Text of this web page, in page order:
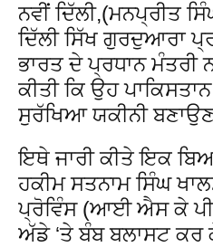
ਨਵੀਂ ਦਿੱਲੀ,(ਮਨਪ੍ਰੀਤ
ਦਿੱਲੀ ਸਿੱਖ ਗੁਰਦੁਆਰਾ
ਭਾਰਤ ਦੇ ਪ੍ਰਧਾਨ
ਕੀਤੀ ਕਿ ਉਹ
ਸੁਰੱਖਿਆ ਯਕੀਨੀ
ਇਥੇ ਜਾਰੀ ਕੀਤੇ ਇਕ
ਹਕੀਮ ਸਤਨਾਮ ਸਿੰਘ
ਪ੍ਰੋਵਿੰਸ (ਆਈ ਐਸ ਕੇ
ਅੱਡੇ ‘ਤੇ ਬੰਬ ਬਲਾਸਟ ਕਰ